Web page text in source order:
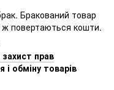
Бракований товар
повертаються кошти.
прав
і обміну товарів